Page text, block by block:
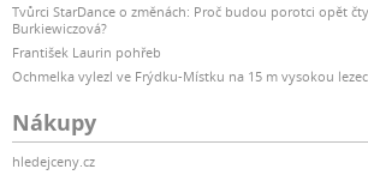
Tvůrci StarDance o změnách: Proč budou porotci opět
Burkiewiczová?
František Laurin pohřeb
Ochmelka vylezl ve Frýdku-Místku na 15 m vysokou
Nákupy
hledejceny.cz